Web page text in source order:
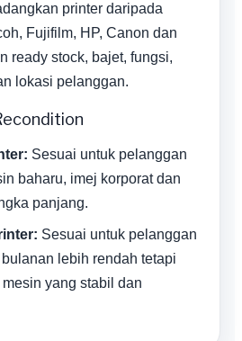
printer daripada
Fujifilm, HP, Canon dan
ready stock, bajet, fungsi,
lokasi pelanggan.
Sesuai untuk pelanggan
baharu, imej korporat dan
panjang.
Sesuai untuk pelanggan
lebih rendah tetapi
yang stabil dan